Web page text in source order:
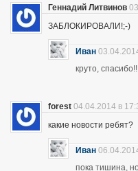
Геннадий Литвинов
ЗАБЛОКИРОВАЛИ!;-)
Иван
круто,
forest 04.04.2014 в
какие новости ребят?
Иван
пока тишина,